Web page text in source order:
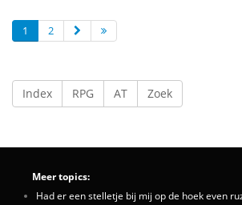
1 2
Index RPG AT Zoek
Meer topics:
Had er een stelletje bij mij op de hoek even